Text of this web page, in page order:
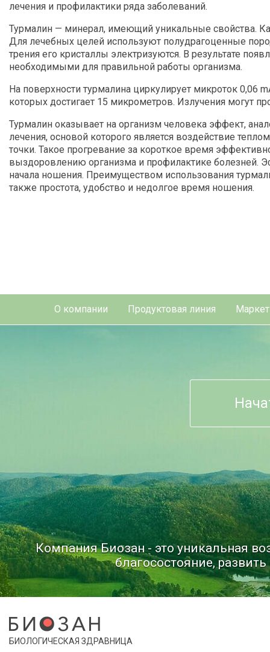
лечения и профилактики ряда заболеваний.
Турмалин — минерал, имеющий уникальные свойства.
Для лечебных целей используют полудрагоценные
трения его кристаллы электризуются. В результате
необходимыми для правильной работы организма.
На поверхности турмалина циркулирует микроток 0,06
которых достигает 15 микрометров. Излучения могут
Турмалин оказывает на организм человека эффект,
лечения, основой которого является воздействие
точки. Такое прогревание за короткое время
выздоровлению организма и профилактике болезней.
начала ношения. Преимуществом использования
также простота, удобство и недолгое время ношения.
О компании Продуктовая линия
Компания Биозан - это уникальная
благосостояние,
БИОЛОГИЧЕСКАЯ ЗДРАВНИЦА